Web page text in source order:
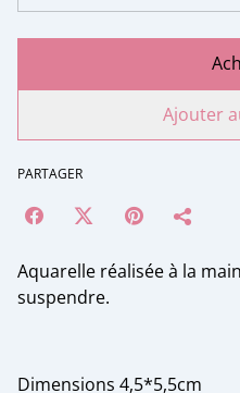
Ajouter
PARTAGER
Aquarelle réalisée à la
suspendre.
Dimensions 4,5*5,5cm